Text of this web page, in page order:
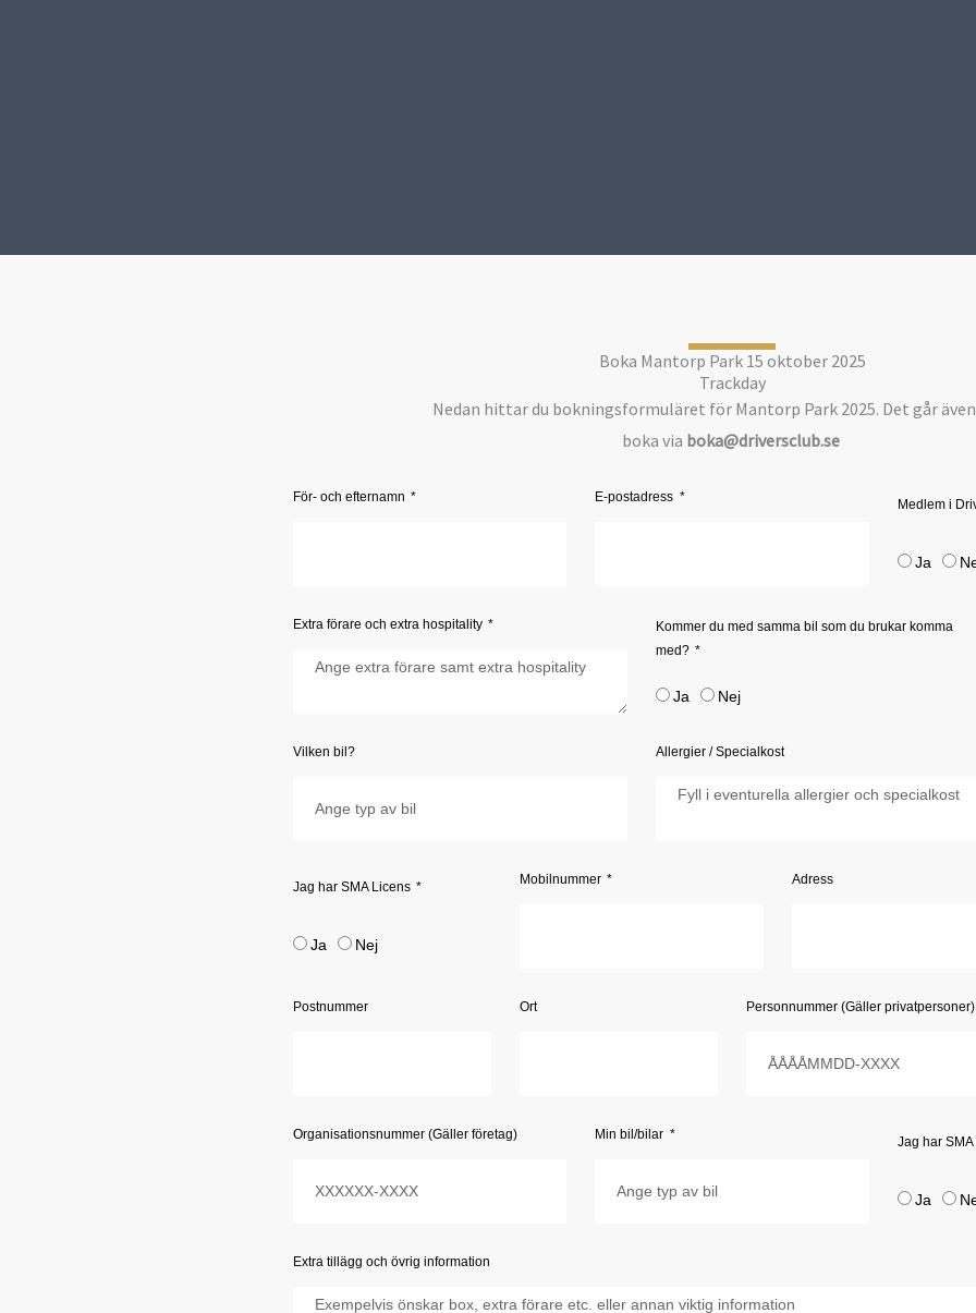
Boka Mantorp Park 15 oktober 2025
Trackday
Nedan hittar du bokningsformuläret för Mantorp Park 2025. Det går
boka via boka@driversclub.se
För- och efternamn E-postadress
Medlem i
Ja
Extra förare och extra hospitality
Kommer du med samma bil som du brukar komma
med?
Ja Nej
Vilken bil? Allergier / Specialkost
Jag har SMA Licens
Ja Nej
Mobilnummer Adress
Postnummer Ort Personnummer (Gäller
Organisationsnummer (Gäller företag) Min bil/bilar
Jag har
Ja
Extra tillägg och övrig information